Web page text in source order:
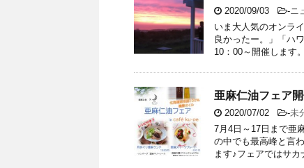
2020/09/03 -ニ
いま大人気のオンラ
良かったー。」「ハ
10：00～開催します
亜麻仁油フェア
2020/07/02 -未
7月4日～17日まで亜
の中でも最高峰と言
ます♪フェアではサ